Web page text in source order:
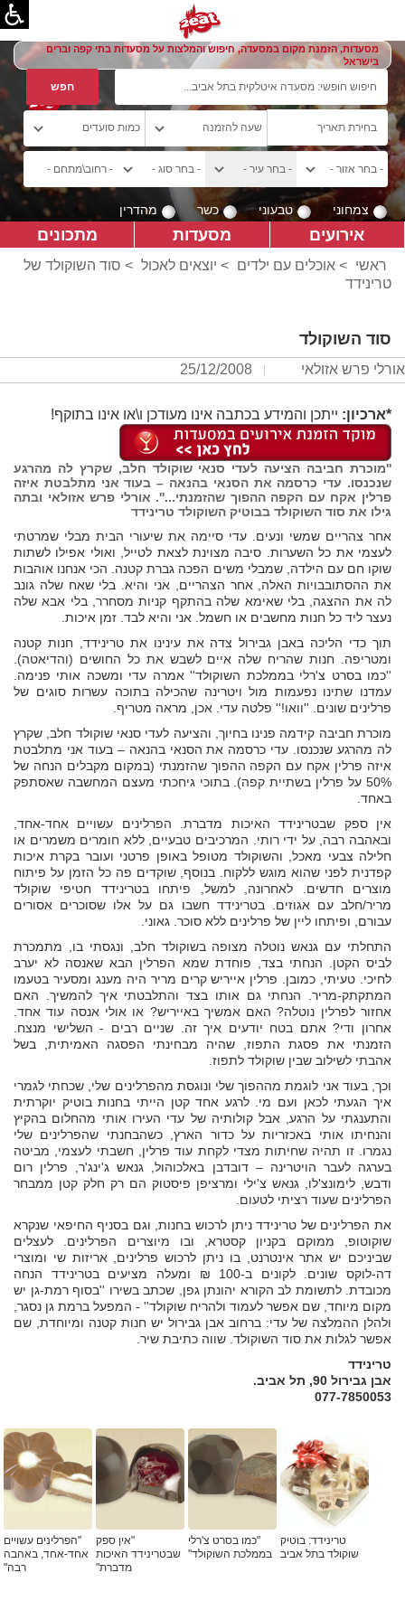
מסעדות, הזמנת מקום במסעדה, חיפוש והמלצות על מסעדות בתי קפה וברים
בישראל
צמחוני טבעוני כשר מהדרין
אירועים מסעדות מתכונים
ראשי > אוכלים עם ילדים > יוצאים לאכול > סוד השוקולד של
טרינידד
סוד השוקולד
אורלי פרש אזולאי 25/12/2008
*ארכיון: ייתכן והמידע בכתבה אינו מעודכן ו\או אינו בתוקף!
''מוכרת חביבה הציעה לעדי סנאי שוקולד חלב, שקרץ לה מהרגע
שנכנסו. עדי כרסמה את הסנאי בהנאה – בעוד אני מתלבטת איזה
פרלין אקח עם הקפה ההפוך שהזמנתי...''. אורלי פרש אזולאי ובתה
גילו את סוד השוקולד בבוטיק השוקולד טרינידד
אחר צהריים שמשי ונעים. עדי סיימה את שיעורי הבית מבלי שמרטתי
לעצמי את כל השערות. סיבה מצוינת לצאת לטייל, ואולי אפילו לשתות
שוקו חם עם הילדה, שמבלי משים הפכה גברת קטנה. הכי אנחנו אוהבות
את ההסתובבויות האלה, אחר הצהריים, אני והיא. בלי שאח שלה גונב
לה את ההצגה, בלי שאימא שלה בהתקף קניות מסחרר, בלי אבא שלה
נעצר ליד כל חנות מחשבים או חשמל. אני והיא לבד. זמן איכות.
תוך כדי הליכה באבן גבירול צדה את עינינו את טרינידד, חנות קטנה
ומטריפה. חנות שהריח שלה איים לשבש את כל החושים (והדיאטה).
''כמו בסרט צ'רלי בממלכת השוקולד'' אמרה עדי ומשכה אותי פנימה.
עמדנו שתינו נפעמות מול ויטרינה שהכילה בתוכה עשרות סוגים של
פרלינים שונים. ''וואו!'' פלטה עדי. אכן, מראה מטריף.
מוכרת חביבה קידמה פנינו בחיוך, והציעה לעדי סנאי שוקולד חלב, שקרץ
לה מהרגע שנכנסו. עדי כרסמה את הסנאי בהנאה – בעוד אני מתלבטת
איזה פרלין אקח עם הקפה ההפוך שהזמנתי (במקום מקבלים הנחה של
50% על פרלין בשתיית קפה). בתוכי גיחכתי מעצם המחשבה שאסתפק
באחד.
אין ספק שבטרינידד האיכות מדברת. הפרלינים עשויים אחד-אחד,
ובאהבה רבה, על ידי רותי. המרכיבים טבעיים, ללא חומרים משמרים או
חלילה צבעי מאכל, והשוקולד מטופל באופן פרטני ועובר בקרת איכות
קפדנית לפני שהוא מוגש ללקוח. בנוסף, שוקדים פה כל הזמן על פיתוח
מוצרים חדשים. לאחרונה, למשל, פיתחו בטרינידד חטיפי שוקולד
מריר/חלב עם אגוזים. בטרינידד חשבו גם על אלו שסוכרים אסורים
עבורם, ופיתחו ליין של פרלינים ללא סוכר. גאוני.
התחלתי עם גנאש נוטלה מצופה בשוקולד חלב, ונגסתי בו, מתמכרת
לביס הקטן. הנחתי בצד, פוחדת שמא הפרלין הבא שאנסה לא יערב
לחיכי. טעיתי, כמובן. פרלין אייריש קרים מריר היה מענג ומסעיר בטעמו
המתקתק-מריר. הנחתי גם אותו בצד והתלבטתי איך להמשיך. האם
אחזור לפרלין נוטלה? האם אמשיך באייריש? או אולי אנסה עוד אחד.
אחרון ודי? אתם בטח יודעים איך זה. שניים רבים - השלישי מנצח.
הזמנתי את פסגת התפוז, שהיה מבחינתי הפסגה האמיתית, בשל
אהבתי לשילוב שבין שוקולד לתפוז.
וכך, בעוד אני לוגמת מההפוך שלי ונוגסת מהפרלינים שלי, שכחתי לגמרי
איך הגעתי לכאן ועם מי. לרגע אחד קטן הייתי בחנות בוטיק יוקרתית
והתענגתי על הרגע, אבל קולותיה של עדי העירו אותי מהחלום בהקיץ
והנחיתו אותי באכזריות על כדור הארץ, כשהבחנתי שהפרלינים שלי
נגמרו. זו תהיה שחיתות מצדי לקחת עוד פרלין, חשבתי לעצמי, מביטה
בערגה לעבר הויטרינה – דובדבן באלכוהול, גנאש ג'ינג'ר, פרלין רום
ודבש, לימונצ'לו, גנאש צ'ילי ומרציפן פיסטוק הם רק חלק קטן ממבחר
הפרלינים שעוד רציתי לטעום.
את הפרלינים של טרינידד ניתן לרכוש בחנות, וגם בסניף החיפאי שנקרא
שוקוטופ, ממוקם בקניון קסטרא, ובו מיוצרים הפרלינים. לעצלים
שביניכם יש אתר אינטרנט, בו ניתן לרכוש פרלינים, אריזות שי ומוצרי
דה-לוקס שונים. לקונים ב-100 ₪ ומעלה מציעים בטרינידד הנחה
מכובדת. לתשומת לב הקורא יהונתן גפן, שכתב בשירו ''בסוף רמת-גן יש
מקום מיוחד, שם אפשר לעמוד ולהריח שוקולד'' - המפעל ברמת גן נסגר,
ולהלן ההמלצה של עדי: ברחוב אבן גבירול יש חנות קטנה ומיוחדת, שם
אפשר לגלות את סוד השוקולד. שווה כתיבת שיר.
טרינידד
אבן גבירול 90, תל אביב.
077-7850053
טרינידד: בוטיק
שוקולד בתל אביב
"כמו בסרט צ'רלי
בממלכת השוקולד"
"אין ספק
שבטרינידד האיכות
מדברת"
"הפרלינים עשויים
אחד-אחד, באהבה
רבה"